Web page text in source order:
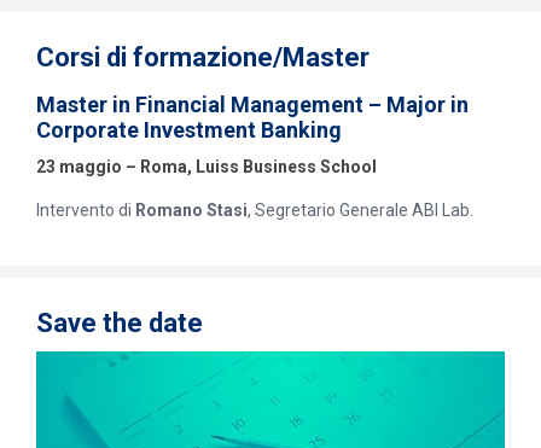
Corsi di formazione/Master
Master in Financial Management – Major in
Corporate Investment Banking
23 maggio – Roma, Luiss Business School
Intervento di Romano Stasi, Segretario Generale ABI Lab.
Save the date